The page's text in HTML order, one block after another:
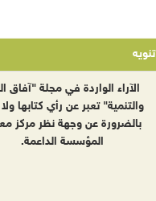
تنويه
الآراء الواردة في مجلة "آفاق
والتنمية" تعبر عن رأي كتابها ولا
بالضرورة عن وجهة نظر مركز
المؤسسة الداعمة.